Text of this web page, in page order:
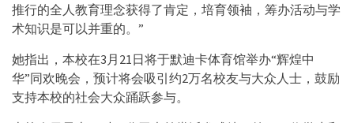
推行的全人教育理念获得了肯定，培育领袖，筹办活动与学
术知识是可以并重的。”
她指出，本校在3月21日将于默迪卡体育馆举办“辉煌中
华”同欢晚会，预计将会吸引约2万名校友与大众人士，鼓励
支持本校的社会大众踊跃参与。